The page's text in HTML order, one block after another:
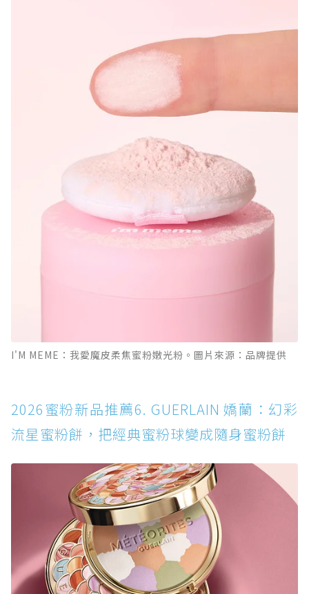
I'M MEME：我愛魔皮柔焦蜜粉嫩光粉。圖片來源：品牌提供
2026蜜粉新品推薦6. GUERLAIN 嬌蘭：幻彩
流星蜜粉餅，把經典蜜粉球變成隨身蜜粉餅